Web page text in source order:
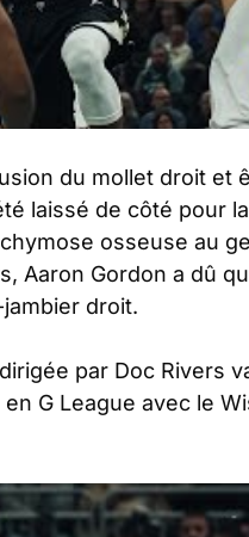
du mollet droit et
laissé de côté pour
osseuse au
Aaron Gordon a dû
droit.
par Doc Rivers
G League avec le